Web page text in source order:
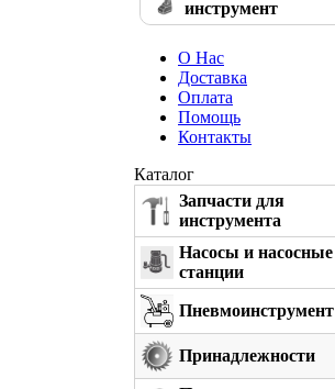
инструмент
О Нас
Доставка
Оплата
Помощь
Контакты
Каталог
Запчасти для
инструмента
Насосы и насосные
станции
Пневмоинструмент
Принадлежности